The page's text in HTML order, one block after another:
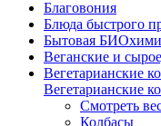
Благовония
Блюда быстрого
Бытовая
Веганские и
Вегетарианские
Вегетарианские
Смотреть
Колбасы